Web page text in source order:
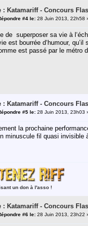
: Katamariff - Concours
#4 le: 28 Juin 2013, 22h58
de superposer sa vie à
est bourrée d‘humour,
est passé par le métro
: Katamariff - Concours
#5 le: 28 Juin 2013, 23h03
la prochaine
minuscule fil quasi
un don à l'asso !
: Katamariff - Concours
#6 le: 28 Juin 2013, 23h22